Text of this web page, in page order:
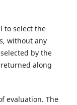
to select the
without any
by the
along
evaluation. The